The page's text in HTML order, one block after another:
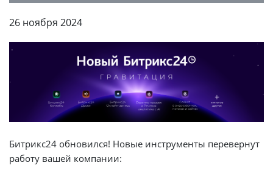
компьютере
Забыли свой пароль?
или войдите с помощью
26 ноября 2024
Битрикс24 обновился! Новые инструменты перевернут
работу вашей компании: